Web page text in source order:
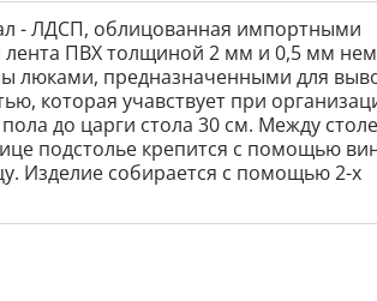
- ЛДСП, облицованная импортными
ПВХ толщиной 2 мм и 0,5 мм
люками, предназначенными для
которая учавствует при
до царги стола 30 см. Между
подстолье крепится с помощью
Изделие собирается с помощью 2-х